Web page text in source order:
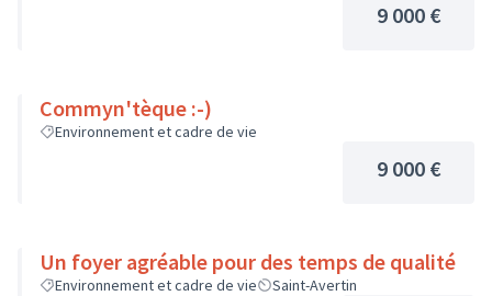
9 000 €
Commyn'tèque :-)
Environnement et cadre de vie
9 000 €
Un foyer agréable pour des temps de qualité
Environnement et cadre de vie Saint-Avertin